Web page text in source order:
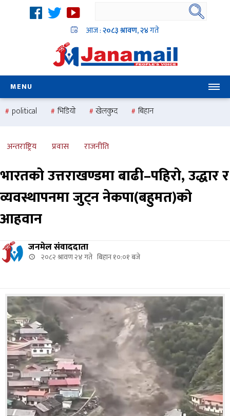
आज :२०८३ श्रावण, २४गते
MENU
political भिडियो खेलकुद
बिहान
national
health
अन्तराष्ट्रिय प्रवास राजनीति
भारतको उत्तराखण्डमा बाढी–पहिरो, उद्धार र
व्यवस्थापनमा जुट्न नेकपा(बहुमत)को
आहवान
जनमेल संवाददाता
२०८२ श्रावण २४ गते बिहान १०:०१ बजे